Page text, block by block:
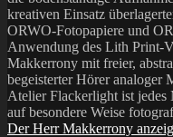
kreativen Einsatz
ORWO-Fotopapiere und
Anwendung des Lith Print-
Makkerrony mit freier,
begeisterter Hörer analoger
Atelier Flackerlight ist
auf besondere Weise
Der Herr Makkerrony